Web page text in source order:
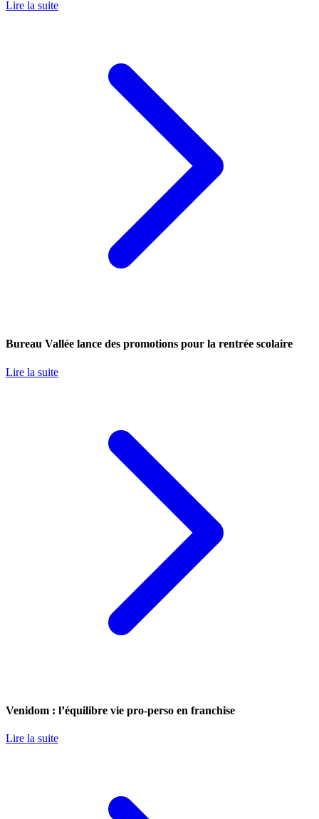
Lire la suite
Bureau Vallée lance des promotions pour la rentrée scolaire
Lire la suite
Venidom : l’équilibre vie pro-perso en franchise
Lire la suite